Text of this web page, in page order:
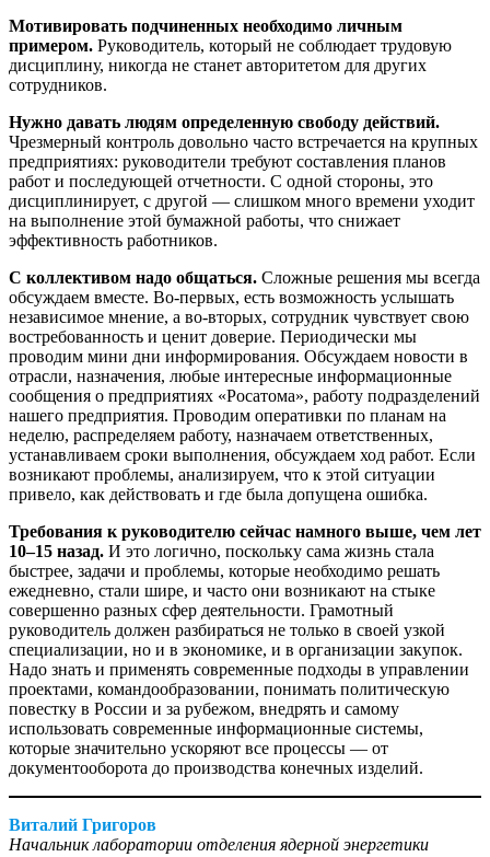
Мотивировать подчиненных необходимо личным
примером. Руководитель, который не соблюдает трудовую
дисциплину, никогда не станет авторитетом для других
сотрудников.
Нужно давать людям определенную свободу действий.
Чрезмерный контроль довольно часто встречается на крупных
предприятиях: руководители требуют составления планов
работ и последующей отчетности. С одной стороны, это
дисциплинирует, с другой — ​слишком много времени уходит
на выполнение этой бумажной работы, что снижает
эффективность работников.
С коллективом надо общаться. Сложные решения мы всегда
обсуждаем вместе. Во-первых, есть возможность услышать
независимое мнение, а во‑вторых, сотрудник чувствует свою
востребованность и ценит доверие. Периодически мы
проводим мини дни информирования. Обсуждаем новости в
отрасли, назначения, любые интересные информационные
сообщения о предприятиях «Росатома», работу подразделений
нашего предприятия. Проводим оперативки по планам на
неделю, распределяем работу, назначаем ответственных,
устанавливаем сроки выполнения, обсуждаем ход работ. Если
возникают проблемы, анализируем, что к этой ситуации
привело, как действовать и где была допущена ошибка.
Требования к руководителю сейчас намного выше, чем лет
10–15 назад. И это логично, поскольку сама жизнь стала
быстрее, задачи и проблемы, которые необходимо решать
ежедневно, стали шире, и часто они возникают на стыке
совершенно разных сфер деятельности. Грамотный
руководитель должен разбираться не только в своей узкой
специализации, но и в экономике, и в организации закупок.
Надо знать и применять современные подходы в управлении
проектами, командообразовании, понимать политическую
повестку в России и за рубежом, внедрять и самому
использовать современные информационные системы,
которые значительно ускоряют все процессы — ​от
документооборота до производства конечных изделий.
Виталий Григоров
Начальник лаборатории отделения ядерной энергетики